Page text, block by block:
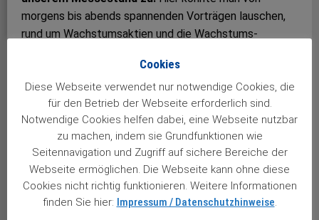
morgens bis abends spannenden Vorträgen lauschen,
rund um Wachstumsaktien und die Wachstums­
riss an beiden Tagen nicht ab; einzig wenn um 15 Uhr
Joachim Brandmaier auf der großen Invest-Bühne seine
Sicht der Börse zum Besten gab, wurden die Besucher
vom Messestand abgesaugt – und der Rest der
Mannschaft konnte einen Moment durchschnaufen.
Eine Messe ist eben immer auch anstrengend, vor
allem aber macht es uns immer wieder große Freude,
unsere Leser einmal persönlich zu treffen – wir freuen
uns schon auf nächstes Jahr! Mehr zur Invest und
Cookies
Diese Webseite verwendet nur notwendige Cookies, die
für den Betrieb der Webseite erforderlich sind.
Notwendige Cookies helfen dabei, eine Webseite nutzbar
zu machen, indem sie Grundfunktionen wie
Seitennavigation und Zugriff auf sichere Bereiche der
Webseite ermöglichen. Die Webseite kann ohne diese
Cookies nicht richtig funktionieren. Weitere Informationen
finden Sie hier: Impressum / Datenschutzhinweise